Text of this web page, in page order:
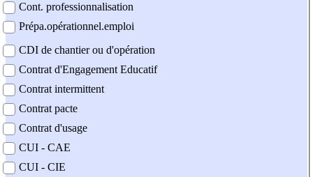
Cont. professionnalisation
Prépa.opérationnel.emploi
CDI de chantier ou d'opération
Contrat d'Engagement Educatif
Contrat intermittent
Contrat pacte
Contrat d'usage
CUI - CAE
CUI - CIE